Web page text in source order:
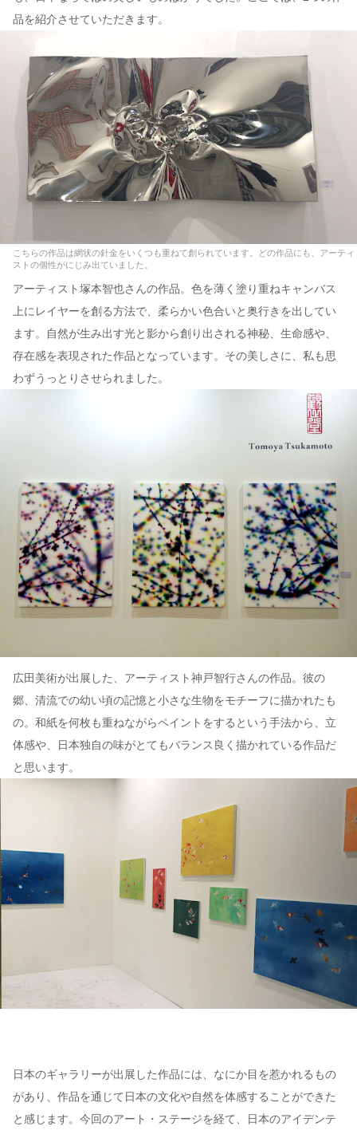
品を紹介させていただきます。
こちらの作品は網状の針金をいくつも重ねて創られています。どの作品にも、アーティ
ストの個性がにじみ出ていました。
アーティスト塚本智也さんの作品。色を薄く塗り重ねキャンバス
上にレイヤーを創る方法で、柔らかい色合いと奥行きを出してい
ます。自然が生み出す光と影から創り出される神秘、生命感や、
存在感を表現された作品となっています。その美しさに、私も思
わずうっとりさせられました。
広田美術が出展した、アーティスト神戸智行さんの作品。彼の
郷、清流での幼い頃の記憶と小さな生物をモチーフに描かれたも
の。和紙を何枚も重ねながらペイントをするという手法から、立
体感や、日本独自の味がとてもバランス良く描かれている作品だ
と思います。
日本のギャラリーが出展した作品には、なにか目を惹かれるもの
があり、作品を通じて日本の文化や自然を体感することができた
と感じます。今回のアート・ステージを経て、日本のアイデンテ